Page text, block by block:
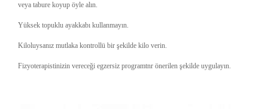
veya tabure koyup öyle alın.
Yüksek topuklu ayakkabı kullanmayın.
Kiloluysanız mutlaka kontrollü bir şekilde kilo verin.
Fizyoterapistinizin vereceği egzersiz programtnr önerilen şekilde uygulayın.